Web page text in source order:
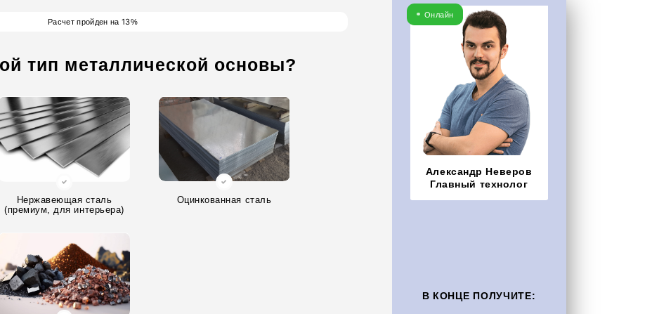
Расчет пройден на13%
тип металлической основы?
Нержавеющая сталь
(премиум, для интерьера)
Оцинкованная сталь
Онлайн
Александр Неверов
Главный технолог
В КОНЦЕ ПОЛУЧИТЕ: